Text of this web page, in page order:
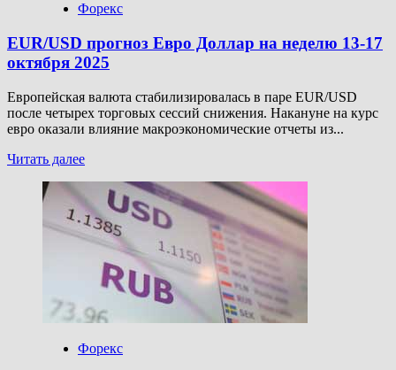
2025
Форекс
EUR/USD прогноз Евро Доллар на неделю 13-17
октября 2025
Европейская валюта стабилизировалась в паре EUR/USD
после четырех торговых сессий снижения. Накануне на курс
евро оказали влияние макроэкономические отчеты из...
Читать далееПрочитать
EUR/USD
прогноз
Евро
Доллар
неделю
17
2025
Форекс